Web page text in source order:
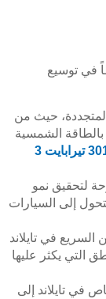
في توسيع
المتجددة، حيث من
الشمسية
انخفاض التكاليف التشغيلية بما يصل إلى 301 تيرابايت 3
لتحقيق نمو
إلى السيارات
في تايلاند
التي يكثر عليها
في تايلاند إلى